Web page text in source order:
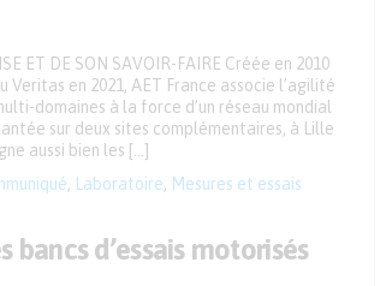
Laboratoire Mesures et essais
ET DE SON SAVOIR-FAIRE Créée en 2010
en 2021, AET France associe l’agilité
domaines à la force d’un réseau mondial
sur deux sites complémentaires, à Lille
aussi bien les […]
bancs d’essais motorisés